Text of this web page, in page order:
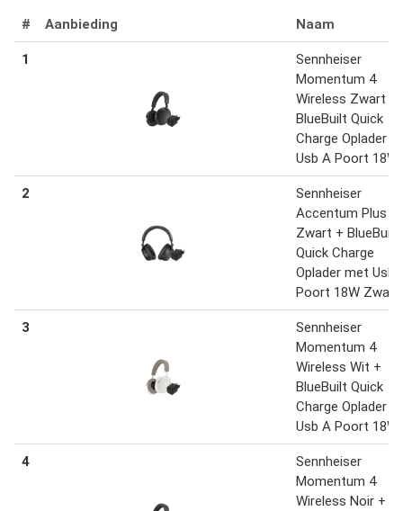
# Aanbieding Naam
1
Sennheiser
Momentum 4
Wireless Zwart +
BlueBuilt Quick
Charge Oplader
Usb A Poort 18W
2
Sennheiser
Accentum Plus
Zwart + BlueBuilt
Quick Charge
Oplader met Usb
Poort 18W Zwart
3
Sennheiser
Momentum 4
Wireless Wit +
BlueBuilt Quick
Charge Oplader
Usb A Poort 18W
4
Sennheiser
Momentum 4
Wireless Noir +